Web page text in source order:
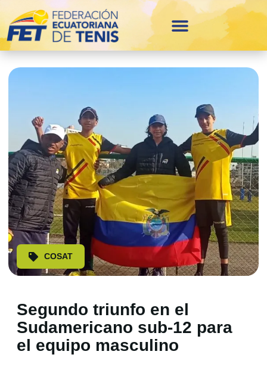
COSAT
Segundo triunfo en el
Sudamericano sub-12 para
el equipo masculino